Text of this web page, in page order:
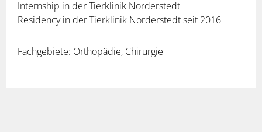
Internship in der Tierklinik Norderstedt
Residency in der Tierklinik Norderstedt seit 2016
Fachgebiete: Orthopädie, Chirurgie